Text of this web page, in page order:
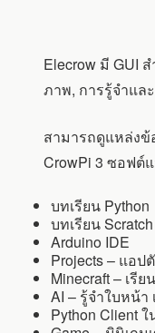
Elecrow มี GUI
ภาพ, การรู้จำแล
สามารถดูแหล่งข้
CrowPi 3 ซอฟต์
บทเรียน Python
บทเรียน
Arduino IDE
Projects – แอป
Minecraft – เรี
AI – รู้จำใบหน้า
Python Client ใ